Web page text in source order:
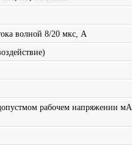
волной 8/20 мкс, А
рабочем напряжении мА